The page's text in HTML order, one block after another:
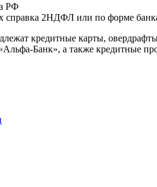
РФ
справка 2НДФЛ или по форме
кредитные карты,
Банк», а также кредитные